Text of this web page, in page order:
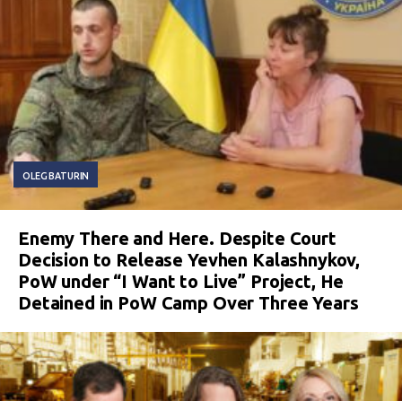
OLEG BATURIN
Enemy There and Here. Despite Court
Decision to Release Yevhen Kalashnykov,
PoW under “I Want to Live” Project, He
Detained in PoW Camp Over Three Years